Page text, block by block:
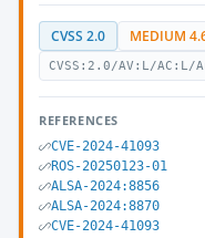
CVSS 2.0 MEDIUM
CVSS:2.0/AV:L/AC:L/
REFERENCES
CVE-2024-41093
ROS-20250123-01
ALSA-2024:8856
ALSA-2024:8870
CVE-2024-41093